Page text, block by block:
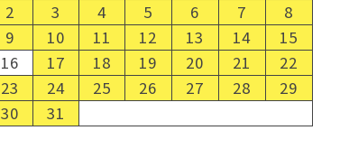
2
3 4 5 6 7
8
9
10 11 12 13 14
15
16
17 18 19 20 21
22
23
24 25 26 27 28
29
30
31